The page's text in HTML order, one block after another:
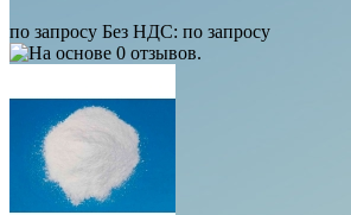
по запросу Без НДС: по запросу